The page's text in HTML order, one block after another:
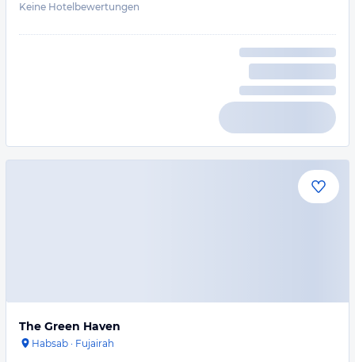
Keine Hotelbewertungen
The Green Haven
Habsab · Fujairah